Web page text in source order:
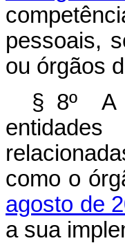
pessoais,
ou órgãos
§ 8º A
entidades
como o
agosto de
a sua